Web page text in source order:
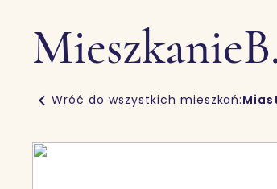
Mieszkanie
Wróć do wszystkich mieszkań: